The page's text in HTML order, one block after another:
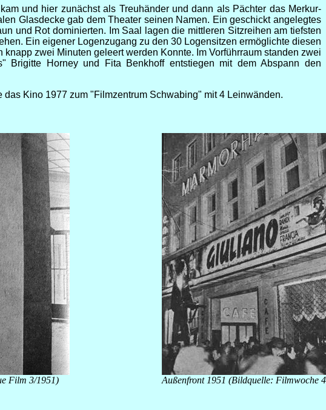
und hier zunächst als Treuhänder und dann als Pächter das Merkur-
Glasdecke gab dem Theater seinen Namen. Ein geschickt angelegtes
und Rot dominierten. Im Saal lagen die mittleren Sitzreihen am tiefsten
Ein eigener Logenzugang zu den 30 Logensitzen ermöglichte diesen
zwei Minuten geleert werden Konnte. Im Vorführraum standen zwei
Brigitte Horney und Fita Benkhoff entstiegen mit dem Abspann den
Kino 1977 zum "Filmzentrum Schwabing" mit 4 Leinwänden.
Film 3/1951) Außenfront 1951 (Bildquelle: Filmwoche